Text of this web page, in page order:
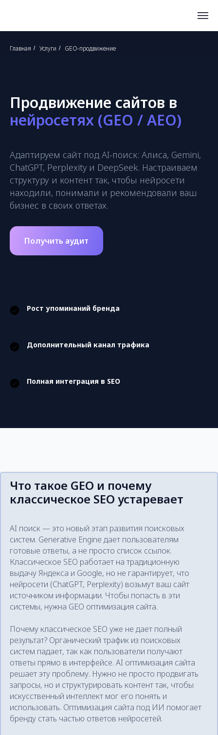
Главная / Услуги / GEO-продвижение
Продвижение сайтов в
нейросетях (GEO / AEO)
Адаптируем сайт под AI-поиск: Алиса, Gemini,
ChatGPT, Perplexity и DeepSeek. Настраиваем
структуру и контент так, чтобы нейросети
находили, понимали и рекомендовали ваш
бизнес в своих ответах.
Получить аудит
Рост упоминаний бренда
Дополнительный канал трафика
Полная интеграция в SEO
Что такое GEO и почему
классическое SEO устаревает
AI поиск — это новый этап развития поисковых
систем. Generative Engine дает пользователям
готовые ответы, а не просто список ссылок.
Классическое SEO работает на традиционную
выдачу Яндекса и Google, но не гарантирует, что
нейросети (ChatGPT, Perplexity) возьмут ваш сайт
источником информации. Чтобы попасть в эти
системы, нужна GEO оптимизация сайта.
Почему классическое SEO уже не дает полный
результат? Органический трафик из поисковых
систем падает, так как пользователи получают
ответы прямо в интерфейсе. AI оптимизация сайта
решает эту проблему. Нужно не просто продвигать
запросы, но и структурировать контент так, чтобы
искусственный интеллект мог его понять и
использовать. Оптимизация сайта под ИИ помогает
бренду стать частью ответов нейросетей.